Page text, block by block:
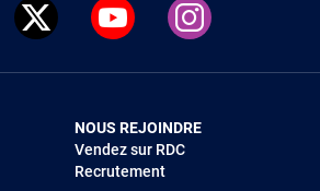
NOUS REJOINDRE
Vendez sur RDC
Recrutement